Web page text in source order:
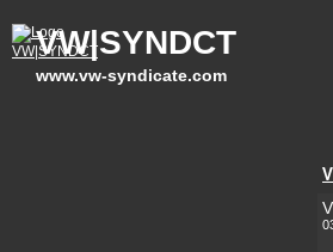
VW|SYNDCT
www.vw-syndicate.com